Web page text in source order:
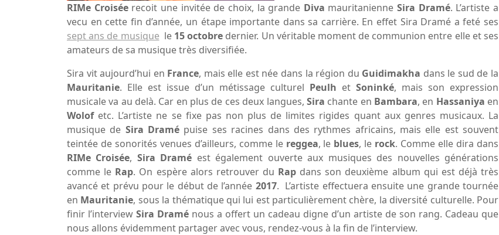
RIMe Croiséerecoit une invitée de choix, la grande Diva mauritanienneSira Dramé. L’artiste a
vecu en cette fin d’année, un étape importante dans sa carrière. En effet Sira Dramé a feté ses
sept ans de musique le 15 octobre dernier. Un véritable moment de communion entre elle et ses
amateurs de sa musique très diversifiée.
Sira vit aujourd’hui en France, mais elle est née dans la région du Guidimakha dans le sud de la
Mauritanie. Elle est issue d’un métissage culturel Peulh et Soninké, mais son expression
musicale va au delà. Car en plus de ces deux langues, Sira chante en Bambara, en Hassaniya en
Wolofetc. L’artiste ne se fixe pas non plus de limites rigides quant aux genres musicaux. La
musique de Sira Dramé puise ses racines dans des rythmes africains, mais elle est souvent
teintée de sonorités venues d’ailleurs, comme le reggea, le blues, le rock. Comme elle dira dans
RIMe Croisée, Sira Dramé est également ouverte aux musiques des nouvelles générations
comme le Rap. On espère alors retrouver du Rap dans son deuxième album qui est déjà très
avancé et prévu pour le début de l’année 2017. L’artiste effectuera ensuite une grande tournée
en Mauritanie, sous la thématique qui lui est particulièrement chère, la diversité culturelle. Pour
finir l’interview Sira Dramé nous a offert un cadeau digne d’un artiste de son rang. Cadeau que
nous allons évidemment partager avec vous, rendez-vous à la fin de l’interview.